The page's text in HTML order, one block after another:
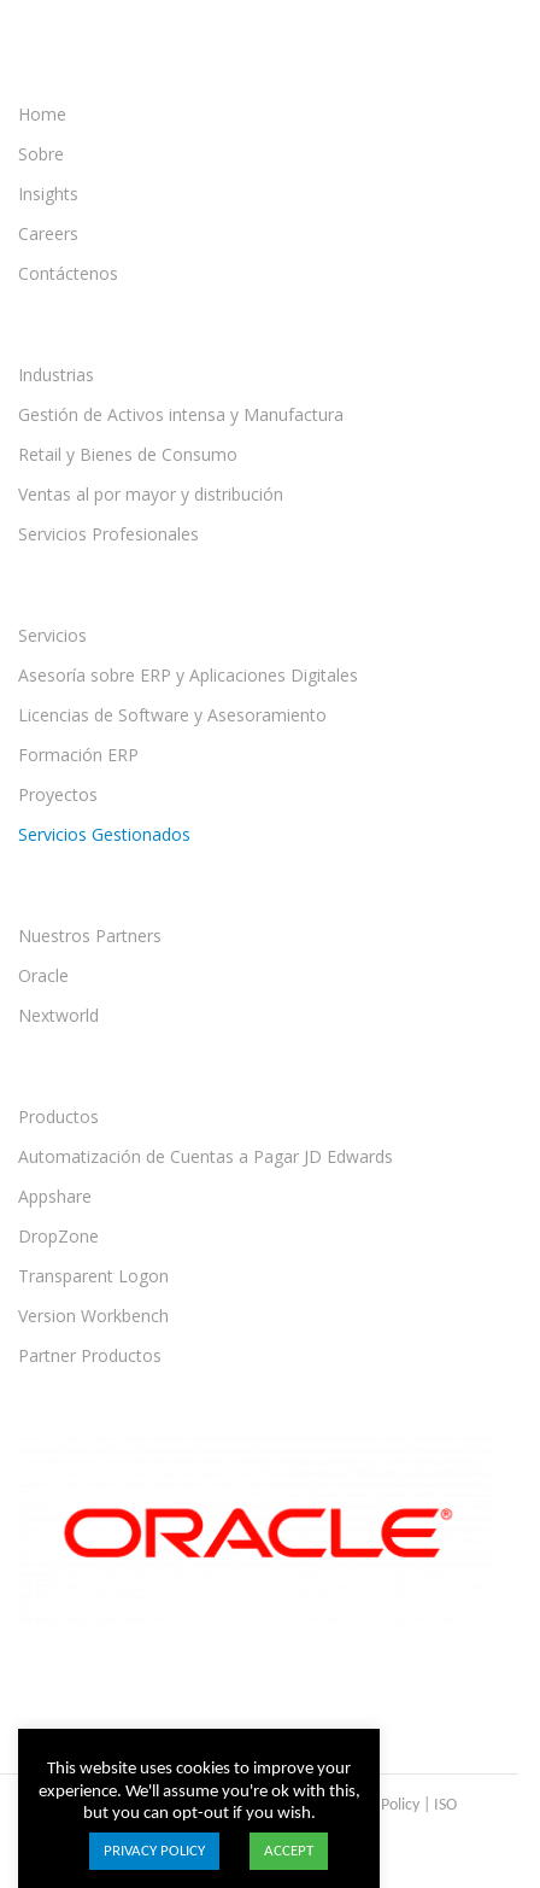
Home
Sobre
Insights
Careers
Contáctenos
Industrias
Gestión de Activos intensa y Manufactura
Retail y Bienes de Consumo
Ventas al por mayor y distribución
Servicios Profesionales
Servicios
Asesoría sobre ERP y Aplicaciones Digitales
Licencias de Software y Asesoramiento
Formación ERP
Proyectos
Servicios Gestionados
Nuestros Partners
Oracle
Nextworld
Productos
Automatización de Cuentas a Pagar JD Edwards
Appshare
DropZone
Transparent Logon
Version Workbench
Partner Productos
Copyright © Steltix2026 | Disclaimer Privacy Policy| ISO
Certificate
ISO Facebook
X LinkedInYouTube
This website uses cookies to improve your
experience. We'll assume you're ok with this,
but you can opt-out if you wish.
PRIVACY POLICY ACCEPT